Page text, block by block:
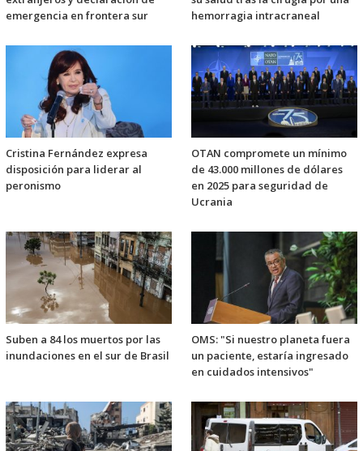
emergencia en frontera sur
hemorragia intracraneal
Cristina Fernández expresa
disposición para liderar al
peronismo
OTAN compromete un mínimo
de 43.000 millones de dólares
en 2025 para seguridad de
Ucrania
Suben a 84 los muertos por las
inundaciones en el sur de Brasil
OMS: "Si nuestro planeta fuera
un paciente, estaría ingresado
en cuidados intensivos"